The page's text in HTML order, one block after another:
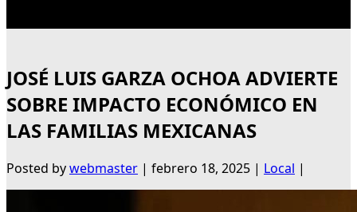
JOSÉ LUIS GARZA OCHOA ADVIERTE
SOBRE IMPACTO ECONÓMICO EN
LAS FAMILIAS MEXICANAS
Posted bywebmaster | febrero 18, 2025 | Local |